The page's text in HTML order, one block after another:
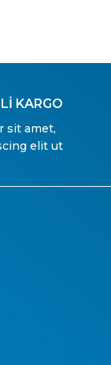
KARGO
sit amet,
elit ut